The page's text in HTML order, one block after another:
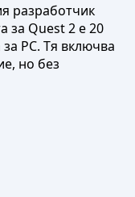
разработчик
за Quest 2 е 20
PC. Тя включва
но без